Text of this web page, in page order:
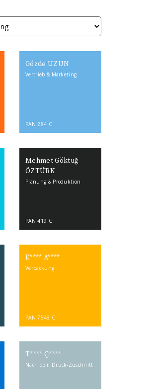
Gözde UZUN
Vertrieb & Marketing
PAN 284 C
Mehmet Göktuğ
ÖZTÜRK
Planung & Produktion
PAN 419 C
E**** A****
Verpackung
PAN 7548 C
T**** Ç****
Nach dem Druck-Zuschnitt